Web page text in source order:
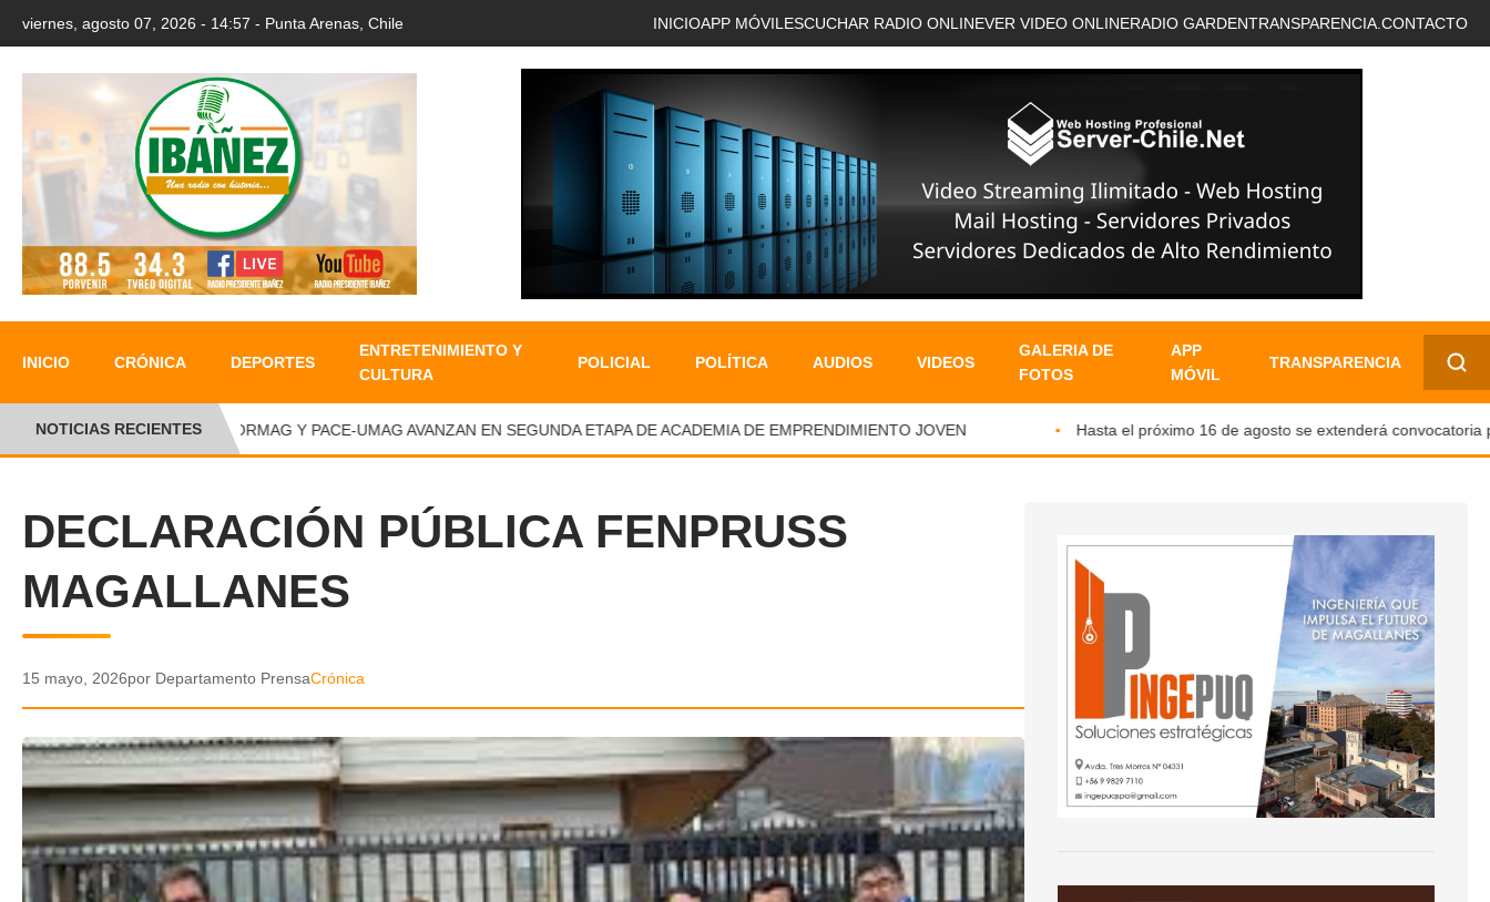
viernes, agosto 07, 2026 - 14:57 - Punta Arenas, Chile INICIOAPP MÓVIL ESCUCHAR RADIO ONLINEVER VIDEO ONLINERADIO GARDENTRANSPARENCIA. CONTACTO
INICIO CRÓNICA DEPORTES
ENTRETENIMIENTO Y
CULTURA
POLICIAL POLÍTICA AUDIOS VIDEOS
GALERIA DE
FOTOS
APP
MÓVIL
TRANSPARENCIA
✕
NOTICIAS RECIENTESCORMAG Y PACE-UMAG AVANZAN EN SEGUNDA ETAPA DE ACADEMIA DE EMPRENDIMIENTO JOVEN Hasta el próximo 16 de agosto se extenderá convocatoria
DECLARACIÓN PÚBLICA FENPRUSS
MAGALLANES
15 mayo, 2026por Departamento PrensaCrónica